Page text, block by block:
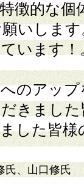
徴的な
いしま
います
のアッ
きまし
した皆
氏、山口修氏